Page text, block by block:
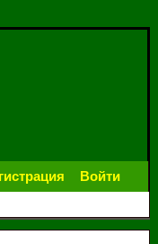
Войти